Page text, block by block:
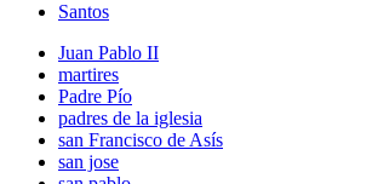
Santos
Juan Pablo II
martires
Padre Pío
padres de la iglesia
san Francisco de Asís
san jose